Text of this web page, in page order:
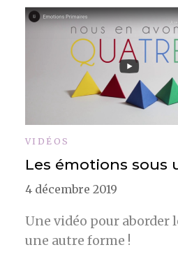
VIDÉOS
Les émotions sous
4 décembre 2019
Une vidéo pour aborder
une autre forme !